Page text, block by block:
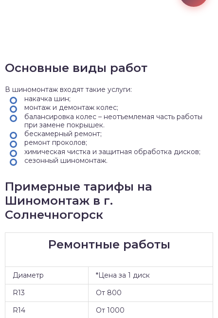
Основные виды работ
В шиномонтаж входят такие услуги:
накачка шин;
монтаж и демонтаж колес;
балансировка колес – неотъемлемая часть работы
при замене покрышек.
бескамерный ремонт;
ремонт проколов;
химическая чистка и защитная обработка дисков;
сезонный шиномонтаж.
Примерные тарифы на
Шиномонтаж в г.
Солнечногорск
Ремонтные работы
Диаметр
*Цена за 1 диск
R13
От 800
R14
От 1000